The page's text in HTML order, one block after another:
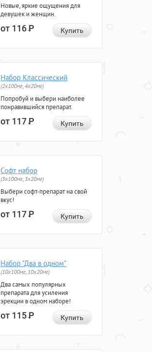
Новые, яркие ощущения для
девушек и женщин.
от 116Р Купить
Набор Классический
(2x100мг, 4x20мг)
Попробуй и выбери наиболее
понравившийся препарат.
от 117Р Купить
Софт набор
(3x100мг, 3x20мг)
Выбери софт-препарат на свой
вкус!
от 117Р Купить
Набор "Два в одном"
(10x100мг, 10x20мг)
Два самых популярных
препарата для усиления
эрекции в одном наборе!
от 115Р Купить